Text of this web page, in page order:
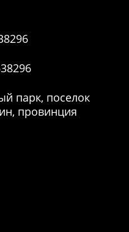
парк, поселок
провинция